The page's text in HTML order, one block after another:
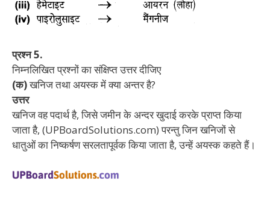
प्रश्न 5.
निम्नलिखित प्रश्नों का संक्षिप्त उत्तर दीजिए
(क)खनिज तथा अयस्क में क्या अन्तर है?
उत्तर
खनिज वह पदार्थ है, जिसे जमीन के अन्दर खुदाई करके प्राप्त किया
जाता है, (UPBoardSolutions.com) परन्तु जिन खनिजों से
धातुओं का निष्कर्षण सरलतापूर्वक किया जाता है, उन्हें अयस्क कहते हैं।